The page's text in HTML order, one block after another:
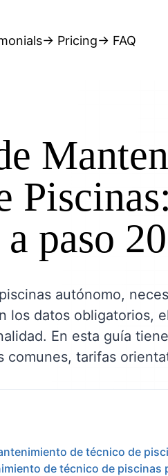
→ Pricing→ FAQ
a paso
autónomo,
los datos obligatorios,
En esta guía
comunes, tarifas
de técnico de
de técnico de piscinas